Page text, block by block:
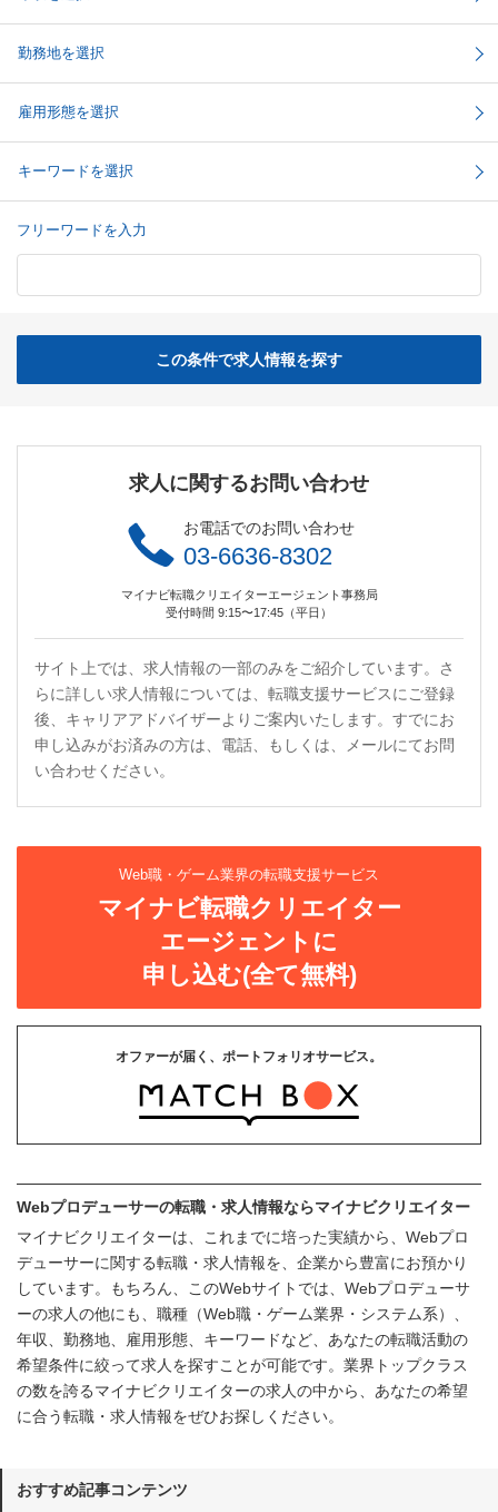
勤務地を選択
雇用形態を選択
キーワードを選択
フリーワードを入力
この条件で求人情報を探す
求人に関するお問い合わせ
お電話でのお問い合わせ
03-6636-8302
マイナビ転職クリエイターエージェント事務局
受付時間 9:15〜17:45（平日）
サイト上では、求人情報の一部のみをご紹介しています。さ
らに詳しい求人情報については、転職支援サービスにご登録
後、キャリアアドバイザーよりご案内いたします。すでにお
申し込みがお済みの方は、電話、もしくは、メールにてお問
い合わせください。
Web職・ゲーム業界の転職支援サービス
マイナビ転職クリエイター
エージェントに
申し込む(全て無料)
オファーが届く、ポートフォリオサービス。
Webプロデューサーの転職・求人情報ならマイナビクリエイター
マイナビクリエイターは、これまでに培った実績から、Webプロ
デューサーに関する転職・求人情報を、企業から豊富にお預かり
しています。もちろん、このWebサイトでは、Webプロデューサ
ーの求人の他にも、職種（Web職・ゲーム業界・システム系）、
年収、勤務地、雇用形態、キーワードなど、あなたの転職活動の
希望条件に絞って求人を探すことが可能です。業界トップクラス
の数を誇るマイナビクリエイターの求人の中から、あなたの希望
に合う転職・求人情報をぜひお探しください。
おすすめ記事コンテンツ